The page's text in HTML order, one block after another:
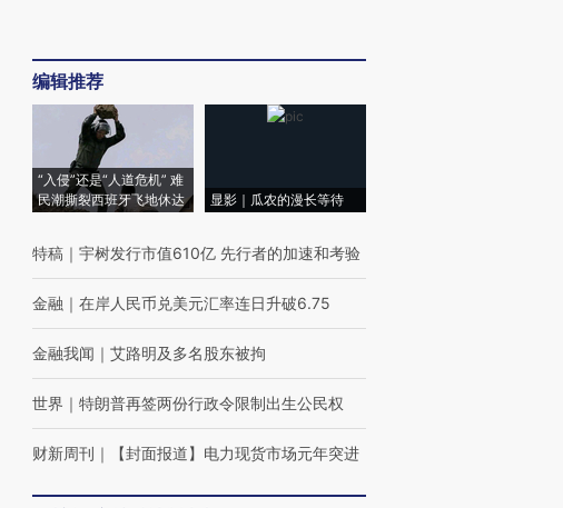
编辑推荐
“入侵”还是“人道危机” 难
民潮撕裂西班牙飞地休达
显影｜瓜农的漫长等待
特稿 ｜ 宇树发行市值610亿 先行者的加速和考验
金融 ｜ 在岸人民币兑美元汇率连日升破6.75
金融我闻 ｜ 艾路明及多名股东被拘
世界 ｜ 特朗普再签两份行政令限制出生公民权
财新周刊 ｜ 【封面报道】电力现货市场元年突进